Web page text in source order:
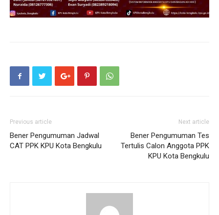
Previous article
Bener Pengumuman Jadwal
CAT PPK KPU Kota Bengkulu
Next article
Bener Pengumuman Tes
Tertulis Calon Anggota PPK
KPU Kota Bengkulu